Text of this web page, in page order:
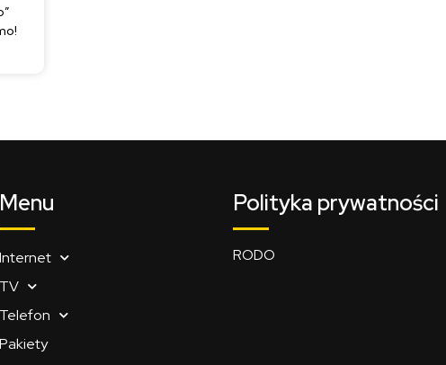
Menu
Internet
TV
Telefon
Pakiety
Polityka prywatności
RODO